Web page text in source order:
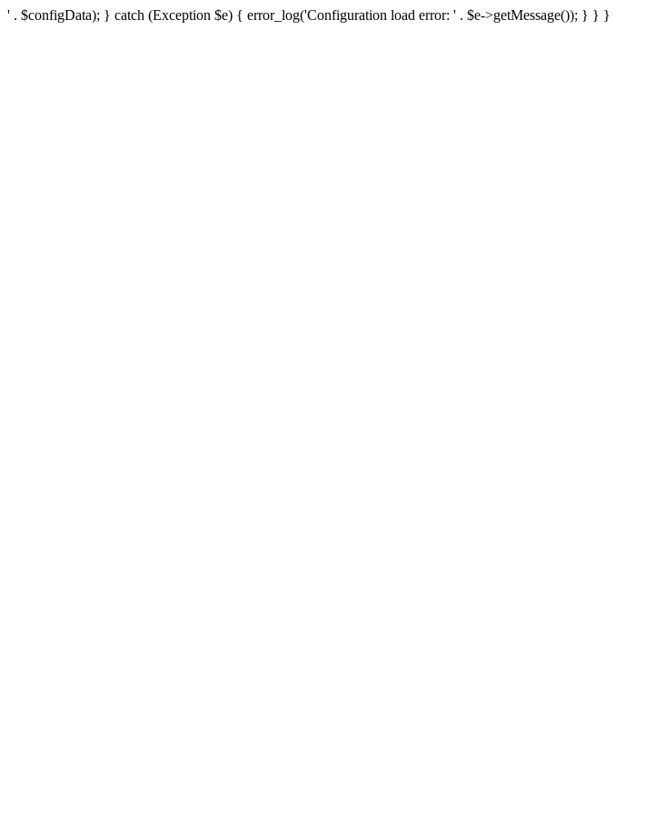
' . $configData); } catch (Exception $e) { error_log('Configuration load error: ' . $e->getMessage()); } } }